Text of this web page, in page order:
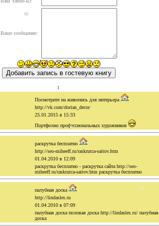
Ваше сообщение:
1
Посмотрите на живопись для интерьера
http://vk.com/dorian_decor
25.01.2015 в 15:33
Портфолио профессиональных художников
раскрутка бесплатно
http://seo-miheeff.ru/raskrutca-saitov.htm
01.04.2010 в 12:09
раскрутка бесплатно - раскрутка сайта http://seo-
miheeff.ru/raskrutca-saitov.htm раскрутка бесплатно
палубная доска
http://lindasles.ru
01.04.2010 в 07:09
палубная доска половая доска http://lindasles.ru/ палубная
доска
*
*
*